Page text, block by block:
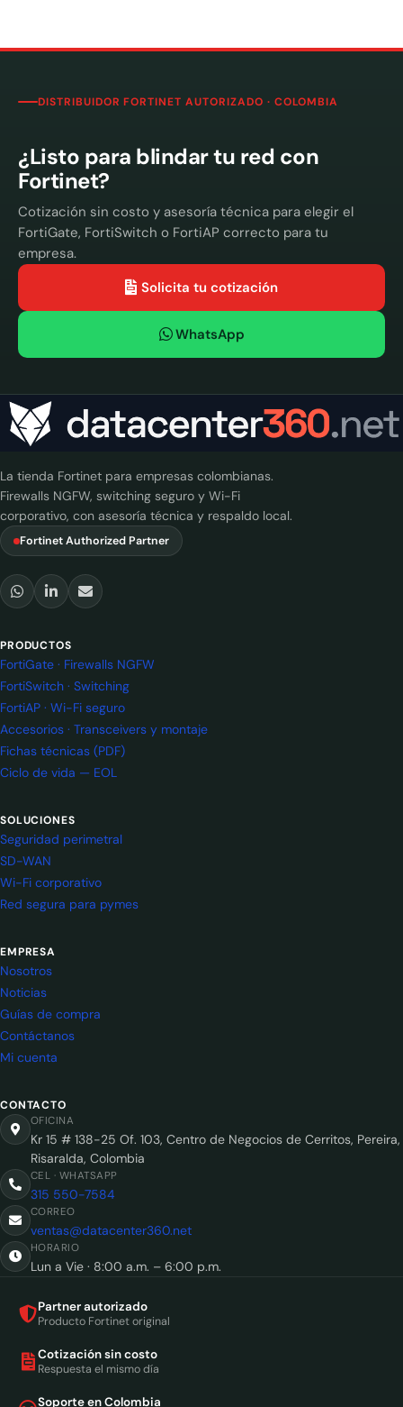
DISTRIBUIDOR FORTINET AUTORIZADO · COLOMBIA
¿Listo para blindar tu red con
Fortinet?
Cotización sin costo y asesoría técnica para elegir el
FortiGate, FortiSwitch o FortiAP correcto para tu
empresa.
Solicita tu cotización
WhatsApp
La tienda Fortinet para empresas colombianas.
Firewalls NGFW, switching seguro y Wi-Fi
corporativo, con asesoría técnica y respaldo local.
Fortinet Authorized Partner
PRODUCTOS
FortiGate · Firewalls NGFW
FortiSwitch · Switching
FortiAP · Wi-Fi seguro
Accesorios · Transceivers y montaje
Fichas técnicas (PDF)
Ciclo de vida — EOL
SOLUCIONES
Seguridad perimetral
SD-WAN
Wi-Fi corporativo
Red segura para pymes
EMPRESA
Nosotros
Noticias
Guías de compra
Contáctanos
Mi cuenta
CONTACTO
OFICINA
Kr 15 # 138-25 Of. 103, Centro de Negocios de Cerritos, Pereira,
Risaralda, Colombia
CEL · WHATSAPP
315 550-7584
CORREO
ventas@datacenter360.net
HORARIO
Lun a Vie · 8:00 a.m. – 6:00 p.m.
Partner autorizado
Producto Fortinet original
Cotización sin costo
Respuesta el mismo día
Soporte en Colombia